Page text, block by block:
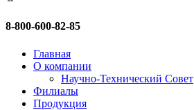
8-800-600-82-85
Главная
О компании
Научно-Технический Совет
Филиалы
Продукция